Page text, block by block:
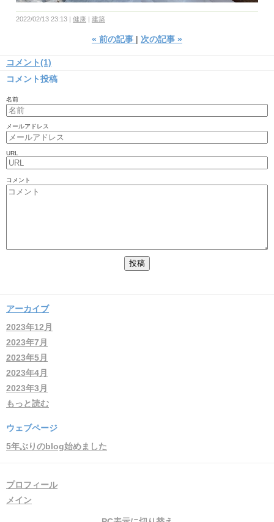
2022/02/13 23:13 健康 建築
« 前の記事 次の記事 »
コメント(1)
コメント投稿
名前
メールアドレス
URL
コメント
アーカイブ
2023年12月
2023年7月
2023年5月
2023年4月
2023年3月
もっと読む
ウェブページ
5年ぶりのblog始めました
プロフィール
メイン